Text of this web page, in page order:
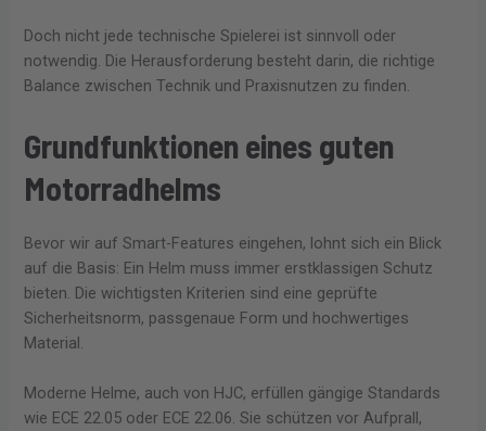
Doch nicht jede technische Spielerei ist sinnvoll oder
notwendig. Die Herausforderung besteht darin, die richtige
Balance zwischen Technik und Praxisnutzen zu finden.
Grundfunktionen eines guten
Motorradhelms
Bevor wir auf Smart-Features eingehen, lohnt sich ein Blick
auf die Basis: Ein Helm muss immer erstklassigen Schutz
bieten. Die wichtigsten Kriterien sind eine geprüfte
Sicherheitsnorm, passgenaue Form und hochwertiges
Material.
Moderne Helme, auch von HJC, erfüllen gängige Standards
wie ECE 22.05 oder ECE 22.06. Sie schützen vor Aufprall,